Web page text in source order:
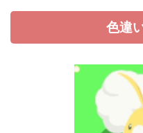
色違